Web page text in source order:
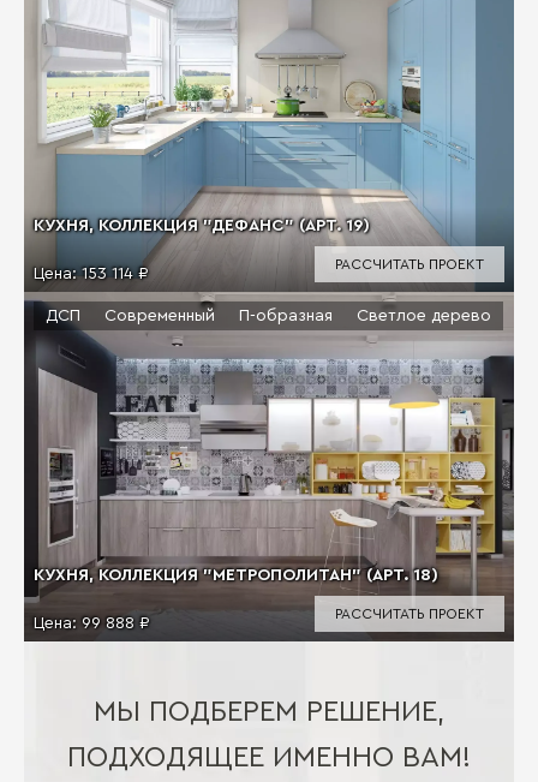
КУХНЯ, КОЛЛЕКЦИЯ "ДЕФАНС" (АРТ. 19)
Цена:153 114 ₽
РАССЧИТАТЬ ПРОЕКТ
КУХНЯ, КОЛЛЕКЦИЯ "МЕТРОПОЛИТАН" (АРТ. 18)
Цена: 99 888 ₽
ДСП Современный П-образная Светлое дерево
РАССЧИТАТЬ ПРОЕКТ
МЫ ПОДБЕРЕМ РЕШЕНИЕ,
ПОДХОДЯЩЕЕ ИМЕННО ВАМ!